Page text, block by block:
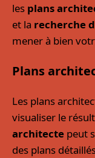
les plans
et la recherche
mener à bien
Plans
Les plans
visualiser le
architecte peut
des plans